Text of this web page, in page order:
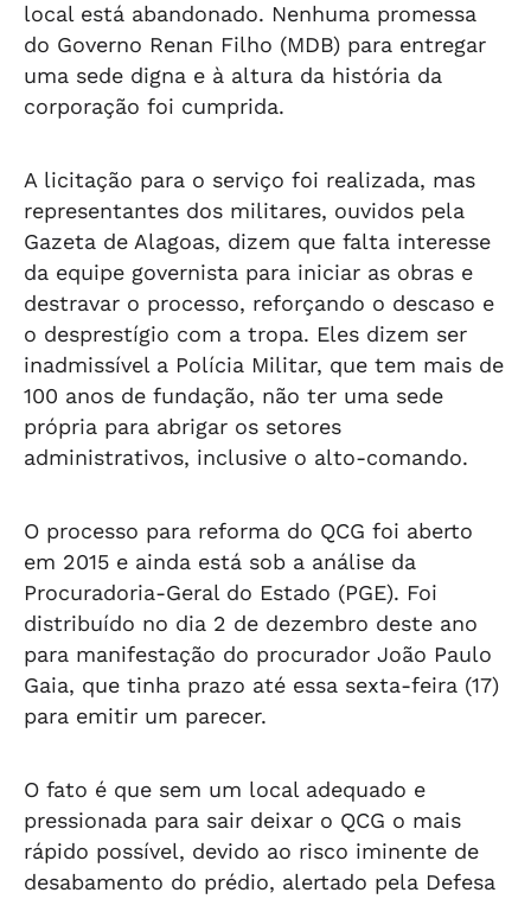
local está abandonado. Nenhuma promessa
do Governo Renan Filho (MDB) para entregar
uma sede digna e à altura da história da
corporação foi cumprida.
A licitação para o serviço foi realizada, mas
representantes dos militares, ouvidos pela
Gazeta de Alagoas, dizem que falta interesse
da equipe governista para iniciar as obras e
destravar o processo, reforçando o descaso e
o desprestígio com a tropa. Eles dizem ser
inadmissível a Polícia Militar, que tem mais de
100 anos de fundação, não ter uma sede
própria para abrigar os setores
administrativos, inclusive o alto-comando.
O processo para reforma do QCG foi aberto
em 2015 e ainda está sob a análise da
Procuradoria-Geral do Estado (PGE). Foi
distribuído no dia 2 de dezembro deste ano
para manifestação do procurador João Paulo
Gaia, que tinha prazo até essa sexta-feira (17)
para emitir um parecer.
O fato é que sem um local adequado e
pressionada para sair deixar o QCG o mais
rápido possível, devido ao risco iminente de
desabamento do prédio, alertado pela Defesa